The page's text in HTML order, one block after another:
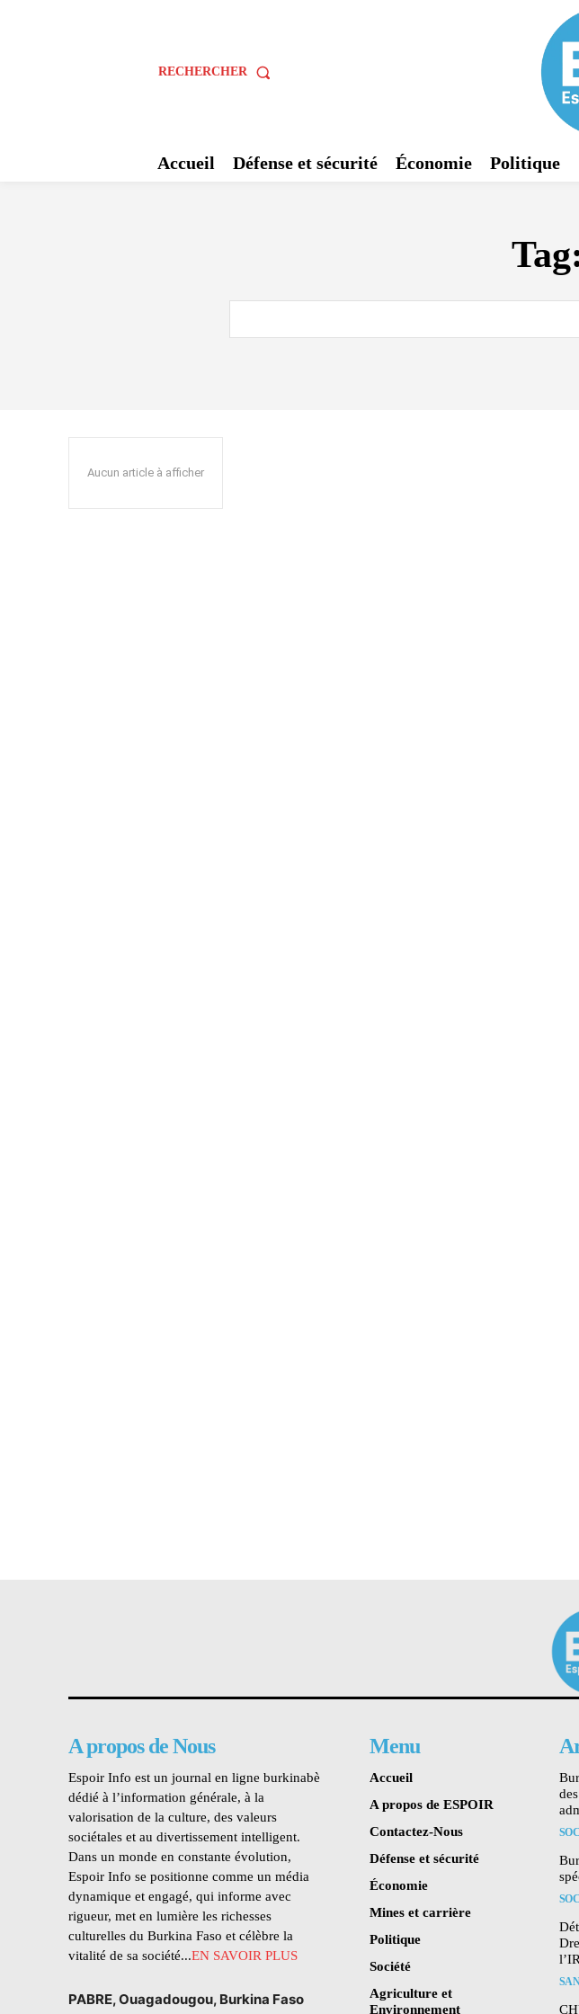
RECHERCHER
Accueil Défense et sécurité Économie Politique
Aucun article à afficher
A propos de Nous
Espoir Info est un journal en ligne burkinabè
dédié à l’information générale, à la
valorisation de la culture, des valeurs
sociétales et au divertissement intelligent.
Dans un monde en constante évolution,
Espoir Info se positionne comme un média
dynamique et engagé, qui informe avec
rigueur, met en lumière les richesses
culturelles du Burkina Faso et célèbre la
vitalité de sa société...EN SAVOIR PLUS
PABRE, Ouagadougou, Burkina Faso
Menu
Accueil
A propos de ESPOIR
Contactez-Nous
Défense et sécurité
Économie
Mines et carrière
Politique
Société
Agriculture et
Environnement